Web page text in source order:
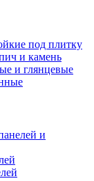
под плитку
и камень
и глянцевые
и